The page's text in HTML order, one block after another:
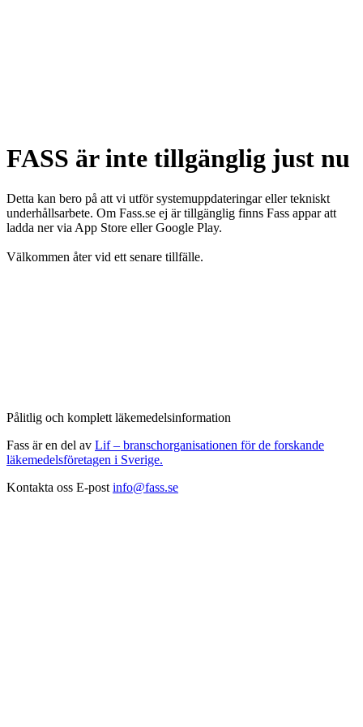
FASS är inte tillgänglig just nu
Detta kan bero på att vi utför systemuppdateringar eller tekniskt
underhållsarbete. Om Fass.se ej är tillgänglig finns Fass appar att
ladda ner via App Store eller Google Play.
Välkommen åter vid ett senare tillfälle.
Pålitlig och komplett läkemedelsinformation
Fass är en del av Lif – branschorganisationen för de forskande
läkemedelsföretagen i Sverige.
Kontakta oss E-post info@fass.se